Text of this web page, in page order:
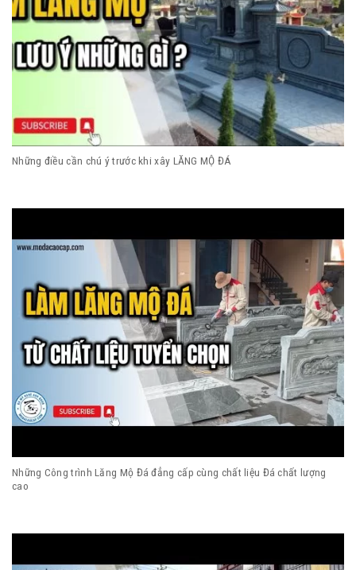
Những điều cần chú ý trước khi xây LĂNG MỘ ĐÁ
Những Công trình Lăng Mộ Đá đẳng cấp cùng chất liệu Đá chất lượng
cao